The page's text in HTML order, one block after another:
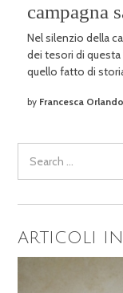
campagna
Nel silenzio della
dei tesori di
quello fatto di
by Francesca Orlando
for:
ARTICOLI